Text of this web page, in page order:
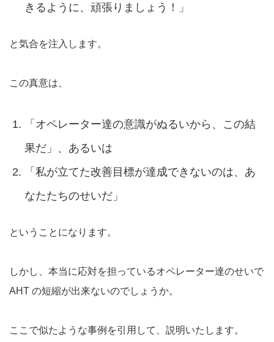
きるように、頑張りましょう！」
と気合を注入します。
この真意は、
「オペレーター達の意識がぬるいから、この結
果だ」、あるいは
「私が立てた改善目標が達成できないのは、あ
なたたちのせいだ」
ということになります。
しかし、本当に応対を担っているオペレーター達のせいで
AHT の短縮が出来ないのでしょうか。
ここで似たような事例を引用して、説明いたします。